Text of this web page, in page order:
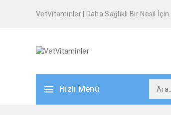
VetVitaminler | Daha Sağlıklı Bir Nesil İçin...
Hızlı Menü